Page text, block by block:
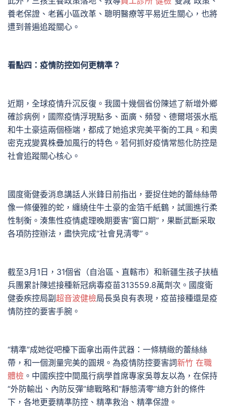
養老保證、老舊小區改革、聰明醫療等平易近生關心，也將
遭到普遍追蹤關心。
看點四：疫情防控如何更精準？
近期，全球疫情升沉反復。我國十幾個省份陳述了新增外鄉
確診病例，國際疫情浮現點多、面廣、頻發、德爾塔張水瓶
和牛土豪這兩個極端，都成了她追求完美平衡的工具。和奧
密克戎變異株疊加風行的特色。若何抓好疫情常態化防控是
社會追蹤關心核心。
國度衛健委消息講話人米鋒日前指出，要捉住她的蕾絲絲帶
像一條優雅的蛇，纏繞住牛土豪的金箔千紙鶴，試圖進行柔
性制衡。湊集性疫情處理晚期要害“窗口期”，果斷武斷采取
各項防控辦法，盡快完成“社會見清零”。
截至3月1日，31個省（自治區、直轄市）和新疆生孩子扶植
兵團累計陳述接種新冠病毒疫苗313559.8萬劑次。國度衛
健委疾控局副 超音波健檢局長吳良有表現，疫苗接種還是疫
情防控的要害手腕。
“精準”成她從吧檯下面拿出兩件武器：一條精緻的蕾絲絲
帶，和一個測量完美的圓規。為疫情防控要害詞新竹 在職
體檢 。中國疾控中間風行病學首席專家吳尊友以為，在保持
“外防輸出、內防反彈”總戰略和“靜態清零”總方針的條件
下，各地更要精準防控、精準救治、精準保證。